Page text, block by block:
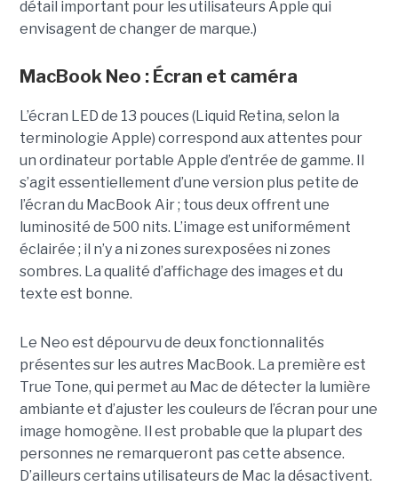
détail important pour les utilisateurs Apple qui
envisagent de changer de marque.)
MacBook Neo : Écran et caméra
L’écran LED de 13 pouces (Liquid Retina, selon la
terminologie Apple) correspond aux attentes pour
un ordinateur portable Apple d’entrée de gamme. Il
s’agit essentiellement d’une version plus petite de
l’écran du MacBook Air ; tous deux offrent une
luminosité de 500 nits. L’image est uniformément
éclairée ; il n’y a ni zones surexposées ni zones
sombres. La qualité d’affichage des images et du
texte est bonne.
Le Neo est dépourvu de deux fonctionnalités
présentes sur les autres MacBook. La première est
True Tone, qui permet au Mac de détecter la lumière
ambiante et d’ajuster les couleurs de l’écran pour une
image homogène. Il est probable que la plupart des
personnes ne remarqueront pas cette absence.
D’ailleurs certains utilisateurs de Mac la désactivent.